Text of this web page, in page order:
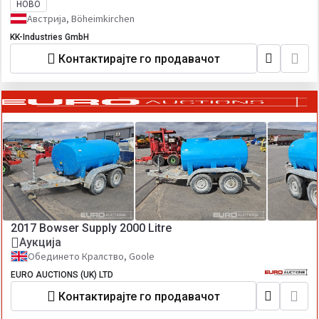
Blechbearbeitungsmaschinen, Werkzeugmaschinen
НОВО
Австрија, Böheimkirchen
KK-Industries GmbH
Контактирајте го продавачот
2017 Bowser Supply 2000 Litre
Аукција
Обединето Кралство, Goole
EURO AUCTIONS (UK) LTD
Контактирајте го продавачот